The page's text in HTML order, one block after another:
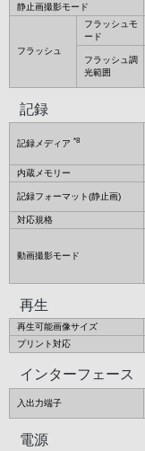
静止画撮影モード
フラッシュ
フラッシュモ
ード
フラッシュ調
光範囲
記録
記録メディア *8
内蔵メモリー
記録フォーマット(静止画)
対応規格
動画撮影モード
再生
再生可能画像サイズ
プリント対応
インターフェース
入出力端子
電源